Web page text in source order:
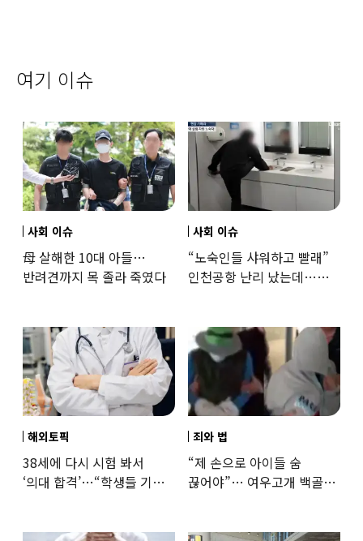
여기 이슈
사회 이슈
母 살해한 10대 아들…
반려견까지 목 졸라 죽였다
사회 이슈
“노숙인들 샤워하고 빨래”
인천공항 난리 났는데…
해외토픽
38세에 다시 시험 봐서
‘의대 합격’…“학생들 기회
죄와 법
“제 손으로 아이들 숨
끊어야”… 여우고개 백골